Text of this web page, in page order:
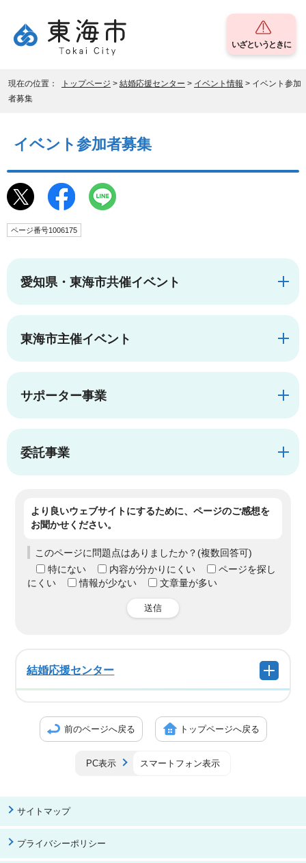
いざというときに
現在の位置： トップページ > 結婚応援センター > イベント情報 > イベント参加
者募集
イベント参加者募集
ページ番号1006175
愛知県・東海市共催イベント
東海市主催イベント
サポーター事業
委託事業
より良いウェブサイトにするために、ページのご感想を
お聞かせください。
このページに問題点はありましたか？(複数回答可)
特にない
内容が分かりにくい
ページを探し
にくい
情報が少ない 文章量が多い
送信
結婚応援センター
前のページへ戻る トップページへ戻る
PC表示 スマートフォン表示
サイトマップ
プライバシーポリシー